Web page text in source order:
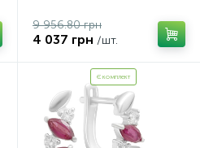
9 956.80 грн
4 037 грн /шт.
Є комплект